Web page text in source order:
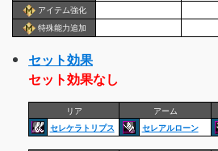
アイテム強化
特殊能力追加
セット効果
セット効果なし
リア アーム
セレケラトリプス
セレアルローン